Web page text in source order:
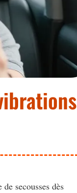
secousses dès